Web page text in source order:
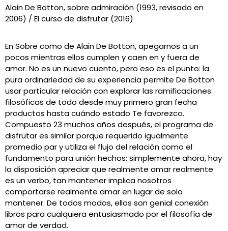
Alain De Botton, sobre admiración (1993, revisado en
2006) / El curso de disfrutar (2016)
En Sobre como de Alain De Botton, apegarnos a un
pocos mientras ellos cumplen y caen en y fuera de
amor. No es un nuevo cuento, pero eso es el punto: la
pura ordinariedad de su experiencia permite De Botton
usar particular relación con explorar las ramificaciones
filosóficas de todo desde muy primero gran fecha
productos hasta cuándo estado Te favorezco.
Compuesto 23 muchos años después, el programa de
disfrutar es similar porque requerido igualmente
promedio par y utiliza el flujo del relación como el
fundamento para unión hechos: simplemente ahora, hay
la disposición apreciar que realmente amar realmente
es un verbo, tan mantener implica nosotros
comportarse realmente amar en lugar de solo
mantener. De todos modos, ellos son genial conexión
libros para cualquiera entusiasmado por el filosofía de
amor de verdad.